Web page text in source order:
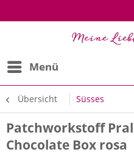
Menü
Übersicht Süsses
Patchworkstoff
Chocolate Box rosa